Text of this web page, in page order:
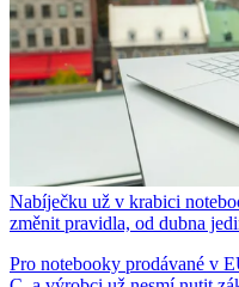
Nabíječku už v krabici
změnit pravidla, od dubna
Pro notebooky prodávané v